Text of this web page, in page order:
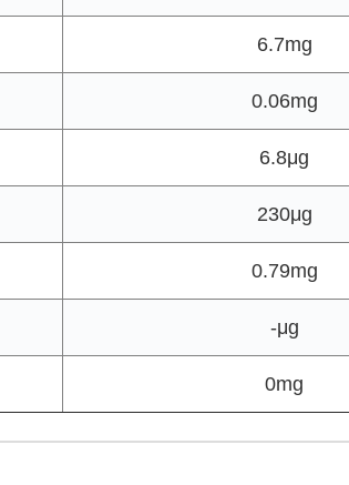
6.7mg
0.06mg
6.8μg
230μg
0.79mg
-μg
0mg